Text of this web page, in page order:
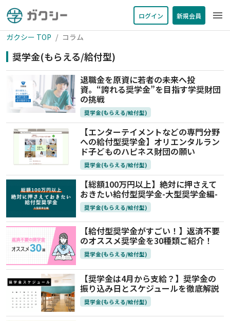
ログイン 新規会員 menu
ガクシー TOP コラム
奨学金(もらえる/給付型)
退職金を原資に若者の未来へ投
資。“誇れる奨学金”を目指す学奨財団
の挑戦
奨学金(もらえる/給付型)
【エンターテイメントなどの専門分野
への給付型奨学金】オリエンタルラン
ド子どものハピネス財団の願い
奨学金(もらえる/給付型)
【総額100万円以上】絶対に押さえて
おきたい給付型奨学金-大型奨学金編-
奨学金(もらえる/給付型)
【給付型奨学金がすごい！】返済不要
のオススメ奨学金を30種類ご紹介！
奨学金(もらえる/給付型)
【奨学金は4月から支給？】奨学金の
振り込み日とスケジュールを徹底解説
奨学金(もらえる/給付型)